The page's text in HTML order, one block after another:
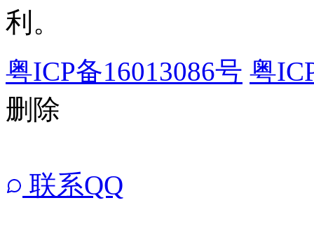
利。
粤ICP备16013086号 粤
删除
联系QQ